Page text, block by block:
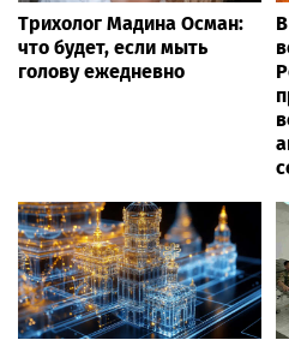
Трихолог Мадина Осман:
что будет, если мыть
голову ежедневно